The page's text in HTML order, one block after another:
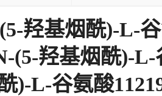
羟基烟酰)-L-
(5-羟基烟酰)-L-
)-L-谷氨酸